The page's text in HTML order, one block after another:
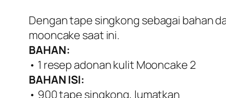
Dengan tape singkong sebagai bahan
mooncake saat ini.
BAHAN:
• 1 resep adonan kulit Mooncake 2
BAHAN ISI:
• 900 tape singkong, lumatkan